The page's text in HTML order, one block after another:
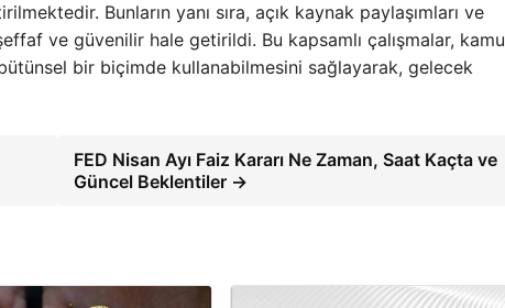
Bunların yanı sıra, açık kaynak paylaşımları ve
ve güvenilir hale getirildi. Bu kapsamlı çalışmalar, kamu
bir biçimde kullanabilmesini sağlayarak, gelecek
FED Nisan Ayı Faiz Kararı Ne Zaman, Saat Kaçta ve
Güncel Beklentiler →